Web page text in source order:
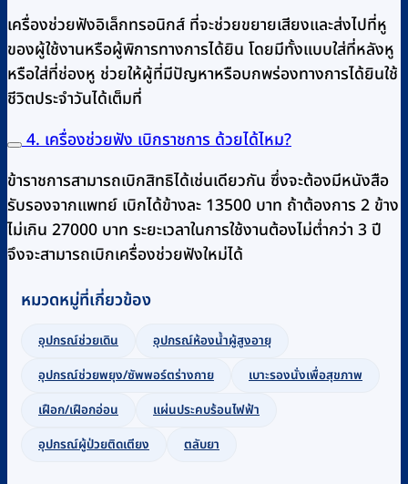
เครื่องช่วยฟังอิเล็กทรอนิกส์ ที่จะช่วยขยายเสียงและส่งไปที่หู
ของผู้ใช้งานหรือผู้พิการทางการได้ยิน โดยมีทั้งแบบใส่ที่หลังหู
หรือใส่ที่ช่องหู ช่วยให้ผู้ที่มีปัญหาหรือบกพร่องทางการได้ยินใช้
ชีวิตประจำวันได้เต็มที่
4. เครื่องช่วยฟัง เบิกราชการ ด้วยได้ไหม?
ข้าราชการสามารถเบิกสิทธิได้เช่นเดียวกัน ซึ่งจะต้องมีหนังสือ
รับรองจากแพทย์ เบิกได้ข้างละ 13500 บาท ถ้าต้องการ 2 ข้าง
ไม่เกิน 27000 บาท ระยะเวลาในการใช้งานต้องไม่ต่ำกว่า 3 ปี
จึงจะสามารถเบิกเครื่องช่วยฟังใหม่ได้
หมวดหมู่ที่เกี่ยวข้อง
อุปกรณ์ช่วยเดิน
อุปกรณ์ห้องน้ำผู้สูงอายุ
อุปกรณ์ช่วยพยุง/ซัพพอร์ตร่างกาย
เบาะรองนั่งเพื่อสุขภาพ
เฝือก/เฝือกอ่อน
แผ่นประคบร้อนไฟฟ้า
อุปกรณ์ผู้ป่วยติดเตียง
ตลับยา